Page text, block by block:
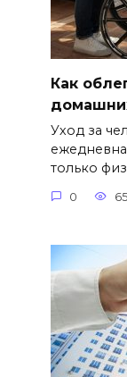
Как
Уход за
только
0